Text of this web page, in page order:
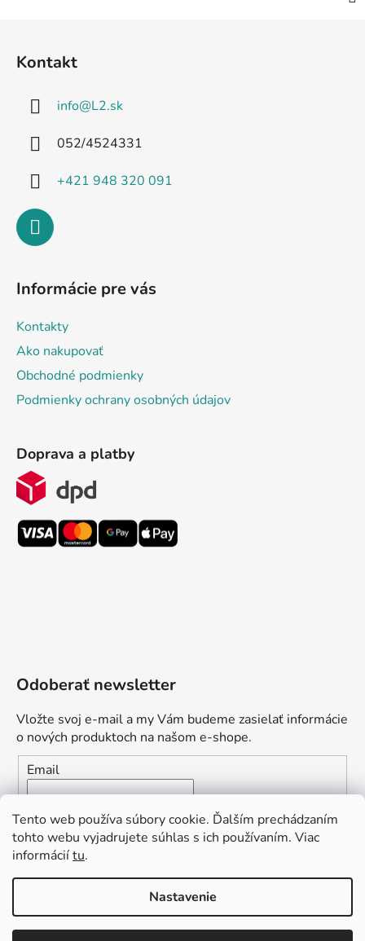
Tento web používa súbory cookie. Ďalším prechádzaním
tohto webu vyjadrujete súhlas s ich používaním. Viac
informáciítu.
Nastavenie
Kontakt
info@L2.sk
052/4524331
+421 948 320 091
Informácie pre vás
Kontakty
Ako nakupovať
Obchodné podmienky
Podmienky ochrany osobných údajov
Doprava a platby
Odoberať newsletter
Vložte svoj e-mail a my Vám budeme zasielať informácie
o nových produktoch na našom e-shope.
Email
Vložením e-mailu súhlasíte s
podmienkami ochrany
osobných údajov
môžem pomôcť?“